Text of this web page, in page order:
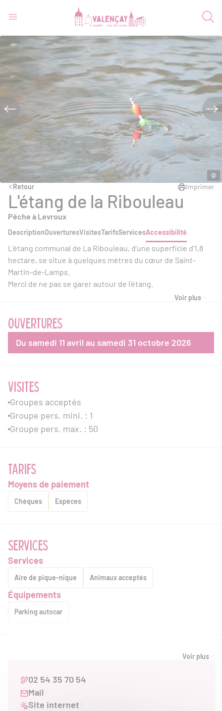
©
Retour Imprimer
L'étang de la Ribouleau
Pêche à Levroux
DescriptionOuverturesVisitesTarifsServicesAccessibilité
L’étang communal de La Ribouleau, d’une superficie d’1,8
hectare, se situe à quelques mètres du cœur de Saint-
Martin-de-Lamps.
Merci de ne pas se garer autour de l’étang.
Voir plus
OUVERTURES
Du samedi 11 avril au samedi 31 octobre 2026
VISITES
Groupes acceptés
Groupe pers. mini. : 1
Groupe pers. max. : 50
TARIFS
Moyens de paiement
Chèques Espèces
SERVICES
Services
Aire de pique-nique Animaux acceptés
Équipements
Parking autocar
Accès PMR
Voir plus
02 54 35 70 54
Mail
Site internet